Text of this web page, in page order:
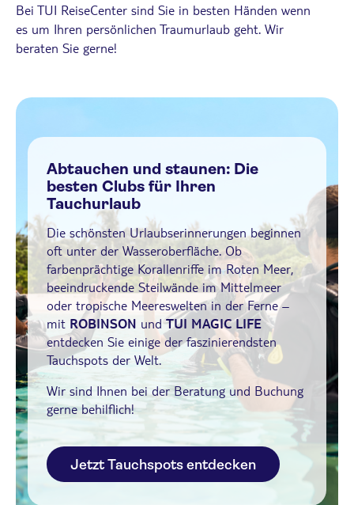
Bei TUI ReiseCenter sind Sie in besten Händen wenn
es um Ihren persönlichen Traumurlaub geht. Wir
beraten Sie gerne!
Abtauchen und staunen: Die
besten Clubs für Ihren
Tauchurlaub
Die schönsten Urlaubserinnerungen beginnen
oft unter der Wasseroberfläche. Ob
farbenprächtige Korallenriffe im Roten Meer,
beeindruckende Steilwände im Mittelmeer
oder tropische Meereswelten in der Ferne –
mit ROBINSON undTUI MAGIC LIFE
entdecken Sie einige der faszinierendsten
Tauchspots der Welt.
Wir sind Ihnen bei der Beratung und Buchung
gerne behilflich!
Jetzt Tauchspots entdecken